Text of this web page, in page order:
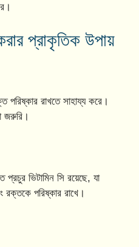
প্রাকৃতিক উপায়
পরিষ্কার রাখতে সাহায্য করে।
জরুরি।
ভিটামিন সি রয়েছে, যা
রক্তকে পরিষ্কার রাখে।